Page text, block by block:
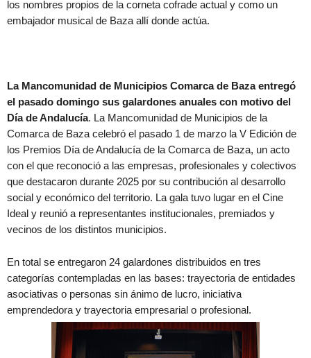
los nombres propios de la corneta cofrade actual y como un
embajador musical de Baza allí donde actúa.
La Mancomunidad de Municipios Comarca de Baza entregó
el pasado domingo sus galardones anuales con motivo del
Día de Andalucía. La Mancomunidad de Municipios de la
Comarca de Baza celebró el pasado 1 de marzo la V Edición de
los Premios Día de Andalucía de la Comarca de Baza, un acto
con el que reconoció a las empresas, profesionales y colectivos
que destacaron durante 2025 por su contribución al desarrollo
social y económico del territorio. La gala tuvo lugar en el Cine
Ideal y reunió a representantes institucionales, premiados y
vecinos de los distintos municipios.
En total se entregaron 24 galardones distribuidos en tres
categorías contempladas en las bases: trayectoria de entidades
asociativas o personas sin ánimo de lucro, iniciativa
emprendedora y trayectoria empresarial o profesional.